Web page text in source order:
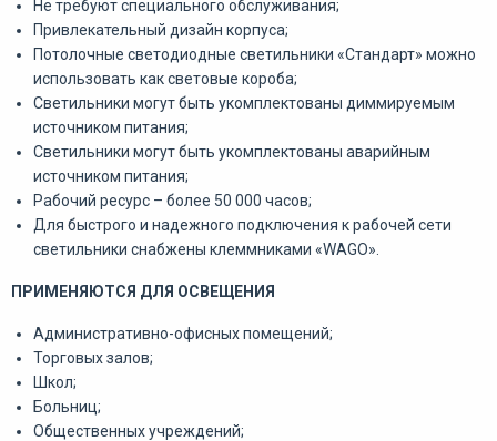
Не требуют специального обслуживания;
Привлекательный дизайн корпуса;
Потолочные светодиодные светильники «Стандарт» можно
использовать как световые короба;
Светильники могут быть укомплектованы диммируемым
источником питания;
Светильники могут быть укомплектованы аварийным
источником питания;
Рабочий ресурс – более 50 000 часов;
Для быстрого и надежного подключения к рабочей сети
светильники снабжены клеммниками «WAGO».
ПРИМЕНЯЮТСЯ ДЛЯ ОСВЕЩЕНИЯ
Административно-офисных помещений;
Торговых залов;
Школ;
Больниц;
Общественных учреждений;